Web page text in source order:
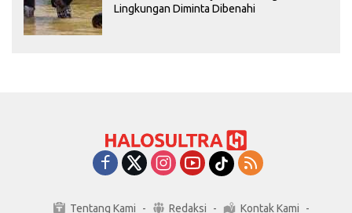
Lingkungan Diminta Dibenahi
Tentang Kami Redaksi Kontak Kami